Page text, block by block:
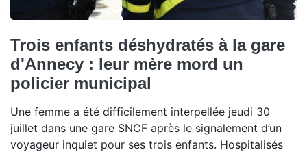
Trois enfants déshydratés à la gare
d'Annecy : leur mère mord un
policier municipal
Une femme a été difficilement interpellée jeudi 30
juillet dans une gare SNCF après le signalement d’un
voyageur inquiet pour ses trois enfants. Hospitalisés